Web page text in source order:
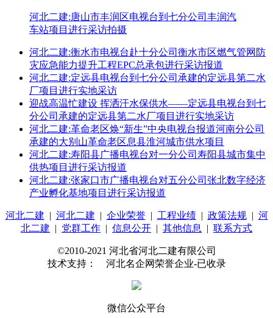
河北二建:唐山市丰润区电视台到七分公司丰润汽
车站项目进行采访拍摄
河北二建:衡水市电视台赴十分公司衡水市区燃气管网防
灾应急能力提升工程EPC总承包进行采访报道
河北二建:定远县电视台到七分公司承建的定远县第二水
厂项目进行实地采访
迎战高温忙建设 挥洒汗水保供水——定远县电视台到七
分公司承建的定远县第二水厂项目进行实地采访
河北二建:革命老区焕“新生”中央电视台报道河南分公司
承建的大别山革命老区息县淮河城市供水项目
河北二建:寿阳县广播电视台对一分公司寿阳县城市集中
供热项目进行采访报道
河北二建:张家口市广播电视台对五分公司张北数字经济
产业孵化基地项目进行采访报道
河北二建 | 河北二建 | 企业荣誉| 工程业绩| 政策法规| 河
北二建 | 党群工作 | 信息公开 | 其他信息 | 联系方式
©2010-2021 河北省河北二建有限公司
技术支持： 河北名企网荣誉企业-已收录
微信公众平台